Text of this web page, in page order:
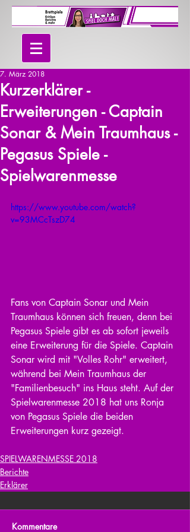
Kurzerklärer -
Erweiterungen - Captain
Sonar & Mein Traumhaus -
Pegasus Spiele -
Spielwarenmesse
7. März 2018
https://www.youtube.com/watch?
v=93MCcTszD74
Fans von Captain Sonar und Mein
Traumhaus können sich freuen, denn bei
Pegasus Spiele gibt es ab sofort jeweils
eine Erweiterung für die Spiele. Captain
Sonar wird mit "Volles Rohr" erweitert,
während bei Mein Traumhaus der
"Familienbesuch" ins Haus steht. Auf der
Spielwarenmesse 2018 hat uns Ronja
von Pegasus Spiele die beiden
Erweiterungen kurz gezeigt.
SPIELWARENMESSE 2018
Berichte
Erklärer
Kommentare